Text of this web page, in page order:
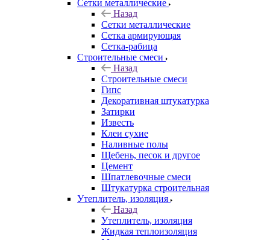
Сетки металлические
Назад
Сетки металлические
Сетка армирующая
Сетка-рабица
Строительные смеси
Назад
Строительные смеси
Гипс
Декоративная штукатурка
Затирки
Известь
Клеи сухие
Наливные полы
Щебень, песок и другое
Цемент
Шпатлевочные смеси
Штукатурка строительная
Утеплитель, изоляция
Назад
Утеплитель, изоляция
Жидкая теплоизоляция